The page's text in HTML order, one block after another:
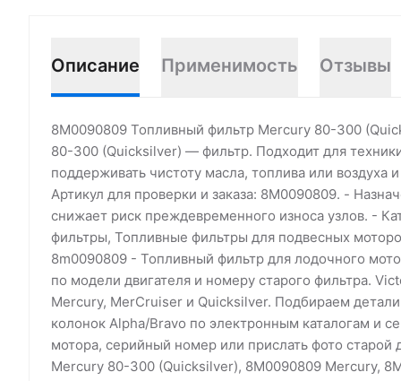
Описание Применимость Отзывы
8M0090809 Топливный фильтр Mercury 80-300
80-300 (Quicksilver) — фильтр. Подходит для
поддерживать чистоту масла, топлива или
Артикул для проверки и заказа: 8M0090809. -
снижает риск преждевременного износа узлов. -
фильтры, Топливные фильтры для подвесных
8m0090809 - Топливный фильтр для лодочного
по модели двигателя и номеру старого фильтра.
Mercury, MerCruiser и Quicksilver. Подбираем
колонок Alpha/Bravo по электронным каталогам и
мотора, серийный номер или прислать фото
Mercury 80-300 (Quicksilver), 8M0090809 Mercury,